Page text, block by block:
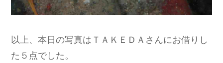
以上、本日の写真はＴＡＫＥＤＡさんにお借りし
た５点でした。